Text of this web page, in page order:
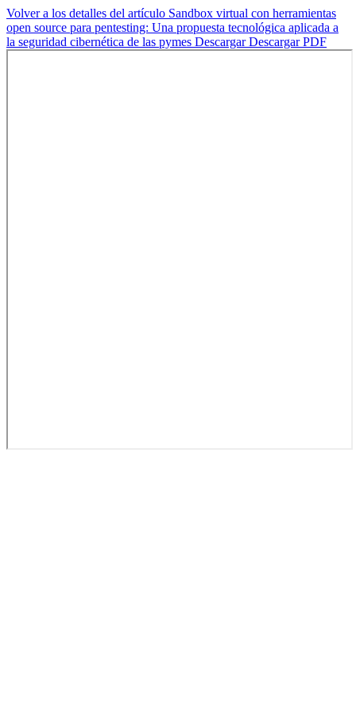
Volver a los detalles del artículo Sandbox virtual con herramientas
open source para pentesting: Una propuesta tecnológica aplicada a
la seguridad cibernética de las pymes DescargarDescargar PDF